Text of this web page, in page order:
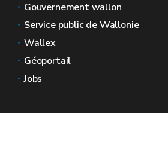
Gouvernement wallon
Service public de Wallonie
Wallex
Géoportail
Jobs